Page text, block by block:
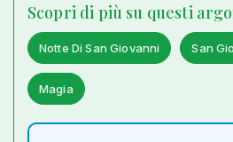
Scopri di più su questi
Notte Di San Giovanni San
Magia